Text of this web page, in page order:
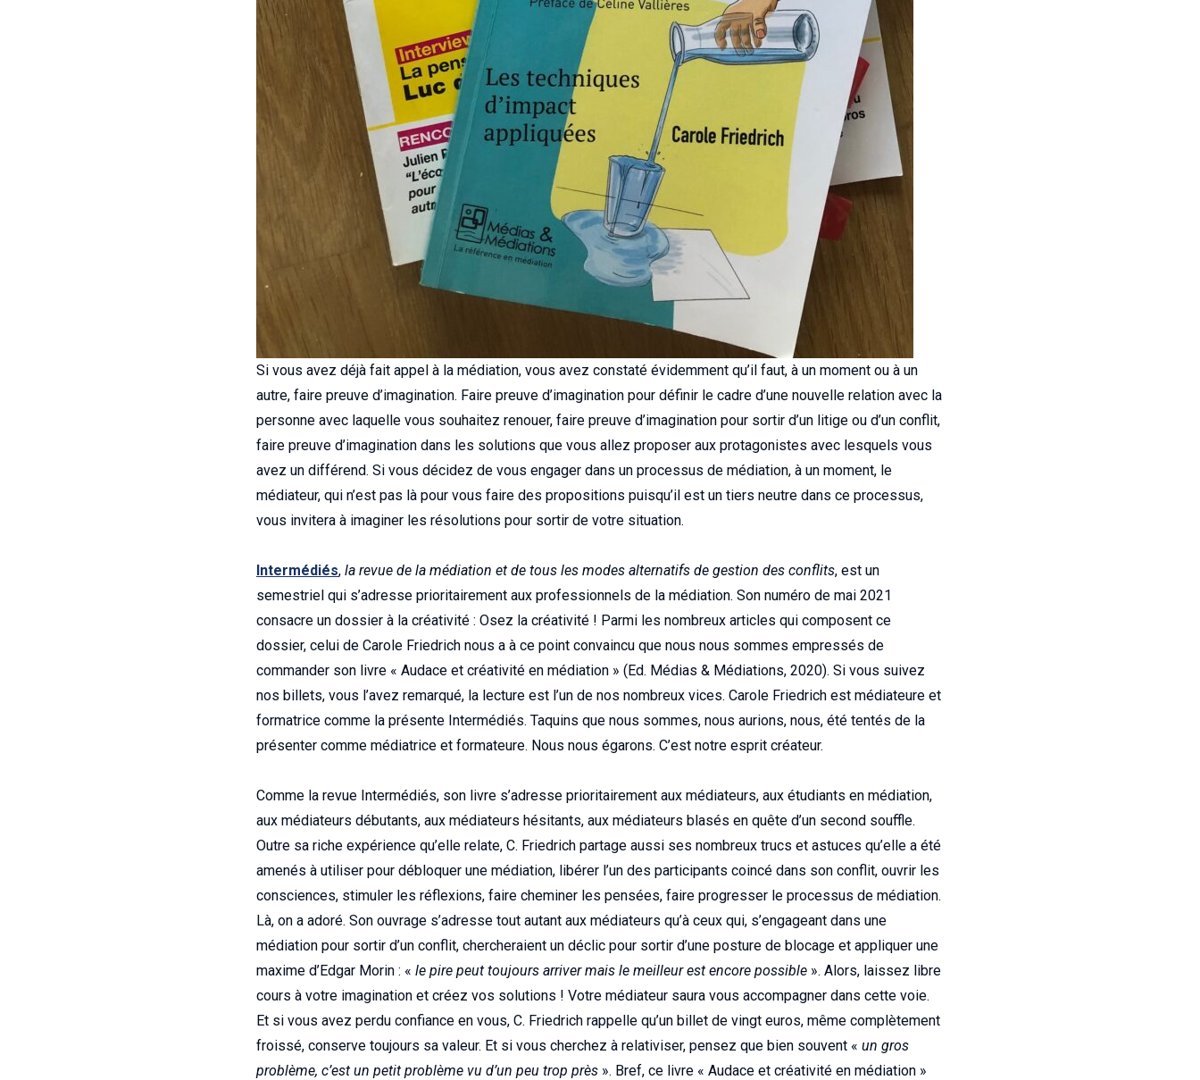
Si vous avez déjà fait appel à la médiation, vous avez constaté évidemment qu’il faut, à un moment ou à un
autre, faire preuve d’imagination. Faire preuve d’imagination pour définir le cadre d’une nouvelle relation avec la
personne avec laquelle vous souhaitez renouer, faire preuve d’imagination pour sortir d’un litige ou d’un conflit,
faire preuve d’imagination dans les solutions que vous allez proposer aux protagonistes avec lesquels vous
avez un différend. Si vous décidez de vous engager dans un processus de médiation, à un moment, le
médiateur, qui n’est pas là pour vous faire des propositions puisqu’il est un tiers neutre dans ce processus,
vous invitera à imaginer les résolutions pour sortir de votre situation.
Intermédiés, la revue de la médiation et de tous les modes alternatifs de gestion des conflits, est un
semestriel qui s’adresse prioritairement aux professionnels de la médiation. Son numéro de mai 2021
consacre un dossier à la créativité : Osez la créativité ! Parmi les nombreux articles qui composent ce
dossier, celui de Carole Friedrich nous a à ce point convaincu que nous nous sommes empressés de
commander son livre « Audace et créativité en médiation » (Ed. Médias & Médiations, 2020). Si vous suivez
nos billets, vous l’avez remarqué, la lecture est l’un de nos nombreux vices. Carole Friedrich est médiateure et
formatrice comme la présente Intermédiés. Taquins que nous sommes, nous aurions, nous, été tentés de la
présenter comme médiatrice et formateure. Nous nous égarons. C’est notre esprit créateur.
Comme la revue Intermédiés, son livre s’adresse prioritairement aux médiateurs, aux étudiants en médiation,
aux médiateurs débutants, aux médiateurs hésitants, aux médiateurs blasés en quête d’un second souffle.
Outre sa riche expérience qu’elle relate, C. Friedrich partage aussi ses nombreux trucs et astuces qu’elle a été
amenés à utiliser pour débloquer une médiation, libérer l’un des participants coincé dans son conflit, ouvrir les
consciences, stimuler les réflexions, faire cheminer les pensées, faire progresser le processus de médiation.
Là, on a adoré. Son ouvrage s’adresse tout autant aux médiateurs qu’à ceux qui, s’engageant dans une
médiation pour sortir d’un conflit, chercheraient un déclic pour sortir d’une posture de blocage et appliquer une
maxime d’Edgar Morin : « le pire peut toujours arriver mais le meilleur est encore possible ». Alors, laissez libre
cours à votre imagination et créez vos solutions ! Votre médiateur saura vous accompagner dans cette voie.
Et si vous avez perdu confiance en vous, C. Friedrich rappelle qu’un billet de vingt euros, même complètement
froissé, conserve toujours sa valeur. Et si vous cherchez à relativiser, pensez que bien souvent « un gros
problème, c’est un petit problème vu d’un peu trop près ». Bref, ce livre « Audace et créativité en médiation »